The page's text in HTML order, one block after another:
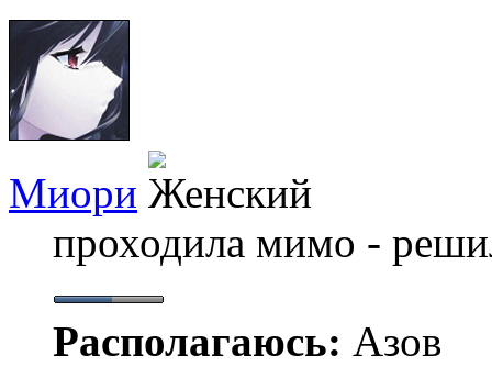
Миори
проходила мимо -
Располагаюсь: Азов